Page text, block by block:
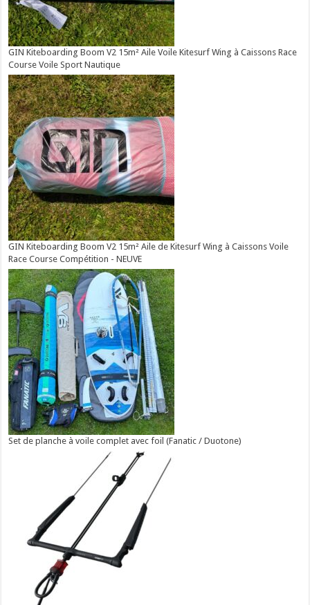
GIN Kiteboarding Boom V2 15m² Aile Voile Kitesurf Wing à Caissons Race
Course Voile Sport Nautique
GIN Kiteboarding Boom V2 15m² Aile de Kitesurf Wing à Caissons Voile
Race Course Compétition - NEUVE
Set de planche à voile complet avec foil (Fanatic / Duotone)